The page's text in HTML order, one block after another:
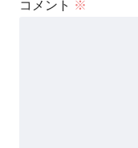
コメント ※